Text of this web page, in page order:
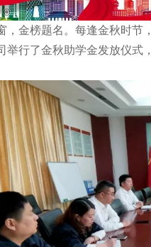
，金榜题名。每逢金秋时节
举行了金秋助学金发放仪式